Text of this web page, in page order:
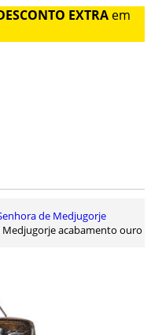
EXTRA em
Senhora de Medjugorje
Medjugorje acabamento ouro